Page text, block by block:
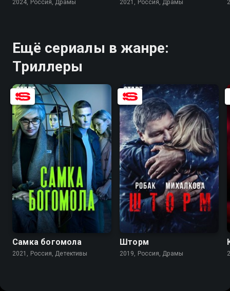
2024, Россия, Драмы 2021, Россия, Драмы
Ещё сериалы в жанре:
Триллеры
7.8 6.7
Самка богомола
2021, Россия, Детективы
7.6 7.0
Шторм
2019, Россия, Драмы